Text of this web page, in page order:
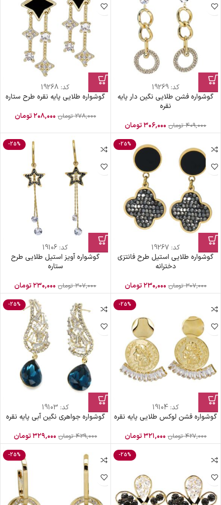
کد:19269
گوشواره فشن طلایی نگین دار پایه
نقره
۴۰۹,۰۰۰ تومان ۳۰۶,۰۰۰تومان
کد: 19268
گوشواره طلایی پایه نقره طرح ستاره
۲۷۸,۰۰۰ تومان ۲۰۸,۰۰۰تومان
-25%
کد: 19267
گوشواره طلایی استیل طرح فانتزی
دخترانه
۳۰۷,۰۰۰ تومان ۲۳۰,۰۰۰تومان
-25%
کد: 19106
گوشواره آویز استیل طلایی طرح
ستاره
۳۰۷,۰۰۰ تومان ۲۳۰,۰۰۰تومان
-25%
کد:19104
گوشواره فشن لوکس طلایی پایه نقره
۴۲۷,۰۰۰ تومان ۳۲۱,۰۰۰تومان
-25%
کد: 19103
گوشواره جواهری نگین آبی پایه نقره
۴۳۹,۰۰۰ تومان ۳۲۹,۰۰۰تومان
-25%
-25%